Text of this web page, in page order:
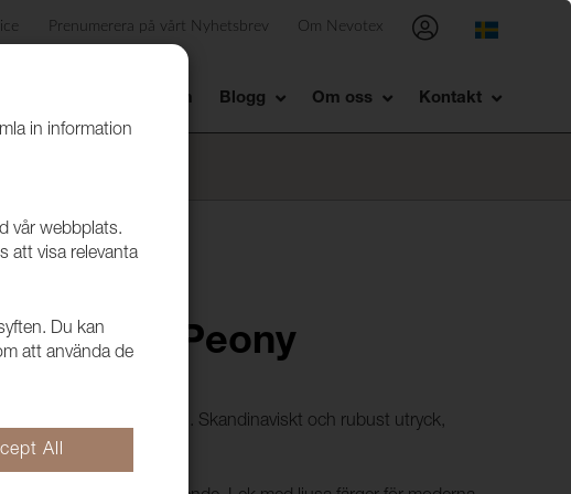
Prenumerera på vårt Nyhetsbrev Om Nevotex
Showroom Blogg Om oss Kontakt
27 Peony
ull liknande möbeltyg. Skandinaviskt och rubust utryck,
in information
vår webbplats.
att visa relevanta
Du kan
att använda de
All